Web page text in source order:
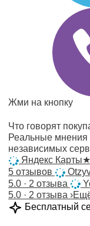
Жми на кнопку
Что говорят
Реальные мнения
независимых
Яндекс Карты★
5 отзывов
5.0 · 2 отзыва
5.0 · 2 отзыва ›
Бесплатный